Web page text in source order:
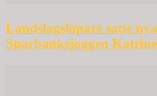
Landslagslöpare satte
Sparbanksjoggen